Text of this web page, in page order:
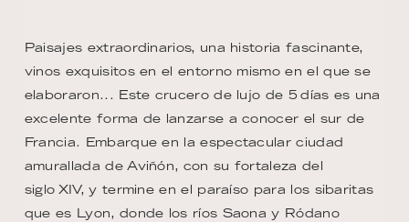
Paisajes extraordinarios, una historia fascinante,
vinos exquisitos en el entorno mismo en el que se
elaboraron... Este crucero de lujo de 5 días es una
excelente forma de lanzarse a conocer el sur de
Francia. Embarque en la espectacular ciudad
amurallada de Aviñón, con su fortaleza del
siglo XIV, y termine en el paraíso para los sibaritas
que es Lyon, donde los ríos Saona y Ródano